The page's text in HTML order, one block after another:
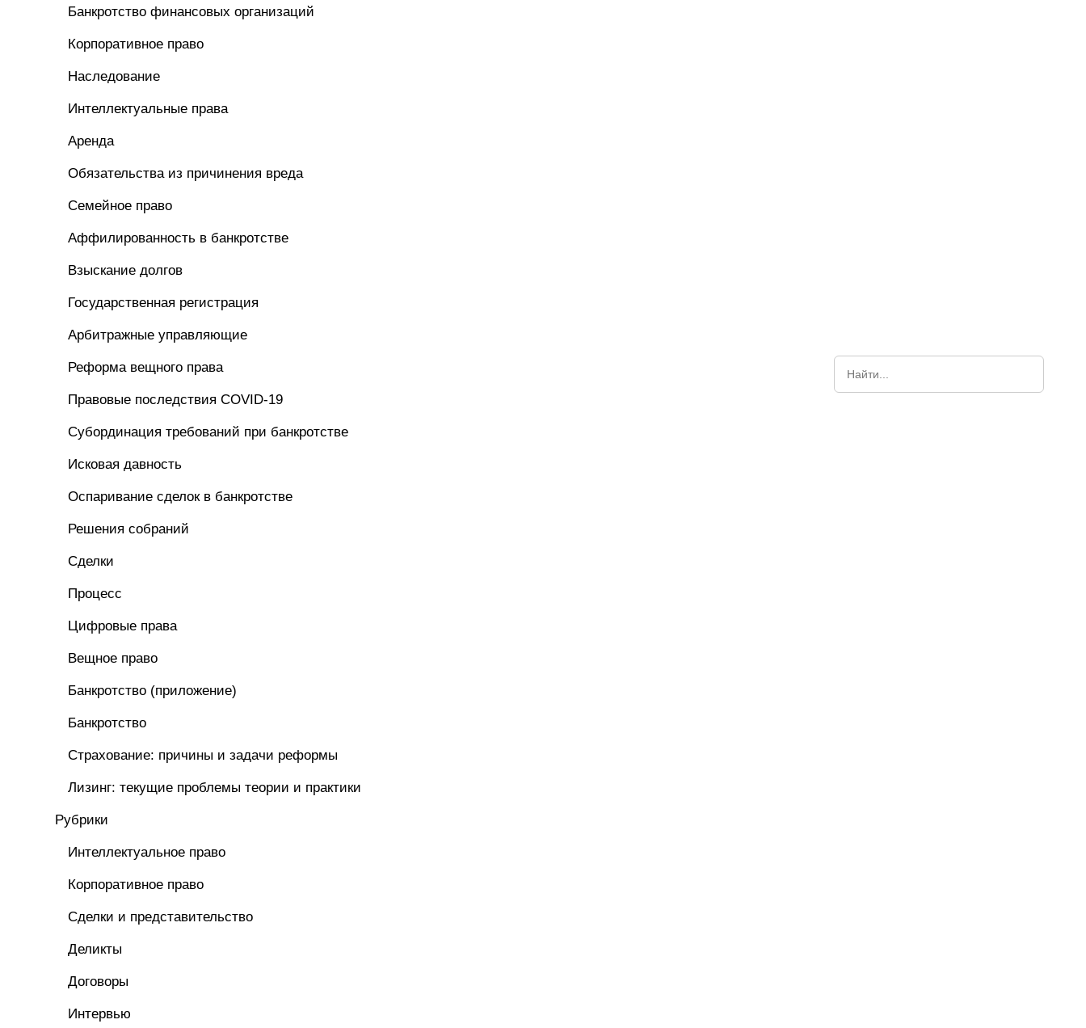
Банкротство финансовых организаций
Корпоративное право
Наследование
Интеллектуальные права
Аренда
Обязательства из причинения вреда
Семейное право
Аффилированность в банкротстве
Взыскание долгов
Государственная регистрация
Арбитражные управляющие
Реформа вещного права
Правовые последствия COVID-19
Субординация требований при банкротстве
Исковая давность
Оспаривание сделок в банкротстве
Решения собраний
Сделки
Процесс
Цифровые права
Вещное право
Банкротство (приложение)
Банкротство
Страхование: причины и задачи реформы
Лизинг: текущие проблемы теории и практики
Рубрики
Интеллектуальное право
Корпоративное право
Сделки и представительство
Деликты
Договоры
Интервью